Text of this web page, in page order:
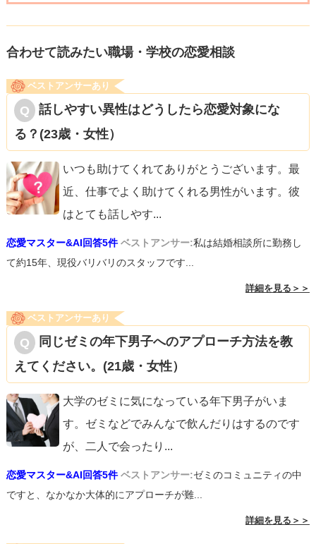
合わせて読みたい職場・学校の恋愛相談
ベストアンサーあり
話しやすい異性はどうしたら恋愛対象にな
る？(23歳・女性）
いつも助けてくれてありがとうございます。最
近、仕事でよく助けてくれる男性がいます。彼
はとても話しやす...
恋愛マスター&AI回答5件 ベストアンサー:私は結婚相談所に勤務し
て約15年、現役バリバリのスタッフです...
詳細を見る＞＞
ベストアンサーあり
同じゼミの年下男子へのアプローチ方法を教
えてください。(21歳・女性）
大学のゼミに気になっている年下男子がいま
す。ゼミなどでみんなで飲んだりはするのです
が、二人で会ったり ...
恋愛マスター&AI回答5件 ベストアンサー:ゼミのコミュニティの中
ですと、なかなか大体的にアプローチが難...
詳細を見る＞＞